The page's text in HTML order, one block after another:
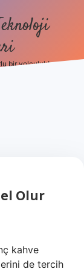
bir yolculuk!
Olur
kahve
de tercih